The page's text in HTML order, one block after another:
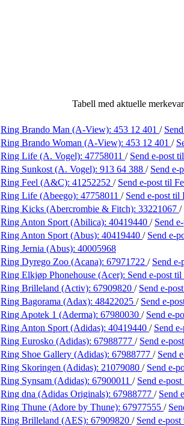
Tabell med aktuelle
Ring Brando Man (A-View): 453 12 401 /
Ring Brando Woman (A-View): 453 12 401 /
Ring Life (A. Vogel): 47758011 / Send e-post
Ring Sunkost (A. Vogel): 913 64 388 / Send e-
Ring Feel (A&C): 41252252 / Send e-post til
Ring Life (Abeego): 47758011 / Send e-post til
Ring Kicks (Abercrombie & Fitch): 33221067 /
Ring Anton Sport (Abilica): 40419440 / Send
Ring Anton Sport (Abus): 40419440 / Send e-
Ring Jernia (Abus): 40005968
Ring Dyrego Zoo (Acana): 67971722 / Send e-
Ring Elkjøp Phonehouse (Acer): Send e-post til
Ring Brilleland (Activ): 67909820 / Send e-post
Ring Bagorama (Adax): 48422025 / Send e-
Ring Apotek 1 (Aderma): 67980030 / Send e-
Ring Anton Sport (Adidas): 40419440 / Send
Ring Eurosko (Adidas): 67988777 / Send e-post
Ring Shoe Gallery (Adidas): 67988777 / Send
Ring Skoringen (Adidas): 21079080 / Send e-
Ring Synsam (Adidas): 67900011 / Send e-post
Ring dna (Adidas Originals): 67988777 / Send
Ring Thune (Adore by Thune): 67977555 /
Ring Brilleland (AES): 67909820 / Send e-post